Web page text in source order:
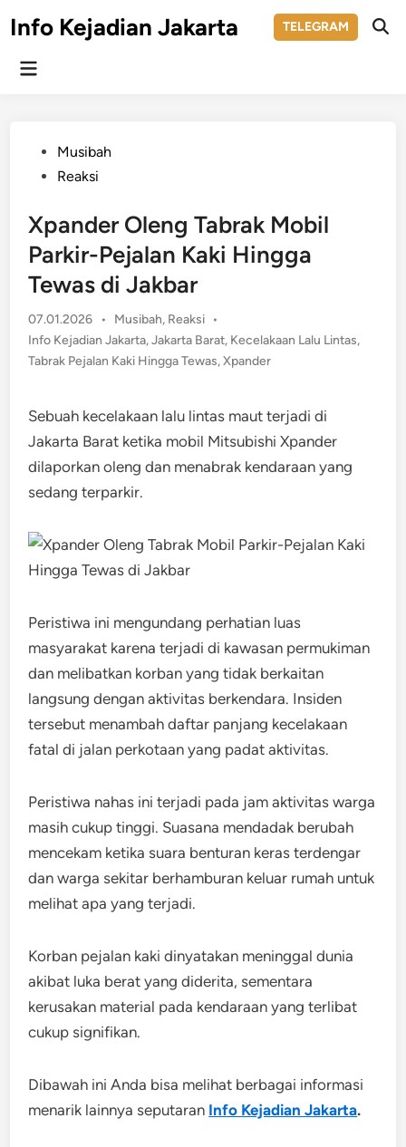
toInfo Kejadian Jakarta TELEGRAM
Main
PostedMusibah
Reaksi
Xpander Oleng Tabrak Mobil
Parkir-Pejalan Kaki Hingga
Tewas di Jakbar
07.01.2026 •
Posted
in
Musibah, Reaksi •
Info Kejadian Jakarta,Jakarta Barat, Kecelakaan Lalu Lintas,
Tabrak Pejalan Kaki Hingga Tewas,Xpander
Sebuah kecelakaan lalu lintas maut terjadi di
Jakarta Barat ketika mobil Mitsubishi Xpander
dilaporkan oleng dan menabrak kendaraan yang
sedang terparkir.
Peristiwa ini mengundang perhatian luas
masyarakat karena terjadi di kawasan permukiman
dan melibatkan korban yang tidak berkaitan
langsung dengan aktivitas berkendara. Insiden
tersebut menambah daftar panjang kecelakaan
fatal di jalan perkotaan yang padat aktivitas.
Peristiwa nahas ini terjadi pada jam aktivitas warga
masih cukup tinggi. Suasana mendadak berubah
mencekam ketika suara benturan keras terdengar
dan warga sekitar berhamburan keluar rumah untuk
melihat apa yang terjadi.
Korban pejalan kaki dinyatakan meninggal dunia
akibat luka berat yang diderita, sementara
kerusakan material pada kendaraan yang terlibat
cukup signifikan.
Dibawah ini Anda bisa melihat berbagai informasi
menarik lainnya seputaran Info Kejadian Jakarta.